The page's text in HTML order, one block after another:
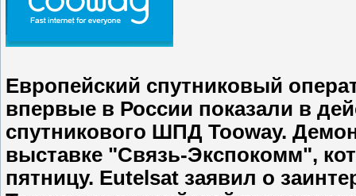
Европейский спутниковый
впервые в России показали в
спутникового ШПД Tooway.
выставке "Связь-Экспокомм",
пятницу. Eutelsat заявил о